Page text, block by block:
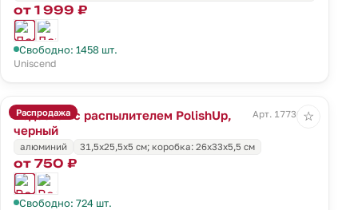
от 1 999 ₽
Свободно: 1458 шт.
Uniscend
Распродажа
Водосгон с распылителем PolishUp,
черный
Арт. 17736.30
алюминий 31,5х25,5х5 см; коробка: 26х33х5,5 см
от 750 ₽
Свободно: 724 шт.
☆